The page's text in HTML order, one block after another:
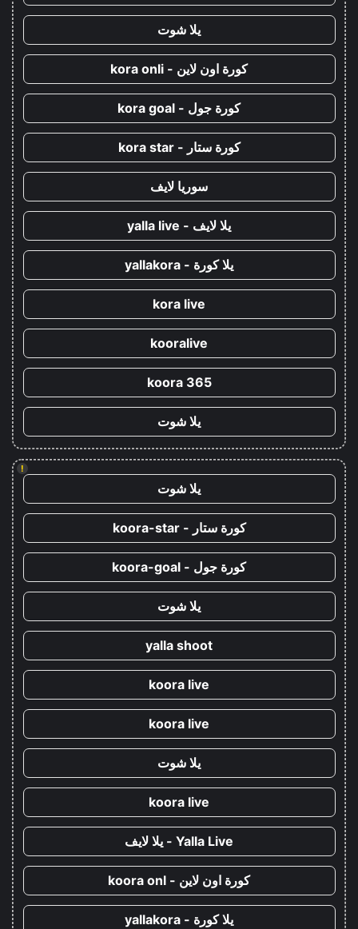
يلا شوت
كورة اون لاين - kora onli
كورة جول - kora goal
كورة ستار - kora star
سوريا لايف
يلا لايف - yalla live
يلا كورة - yallakora
kora live
kooralive
koora 365
يلا شوت
!
يلا شوت
كورة ستار - koora-star
كورة جول - koora-goal
يلا شوت
yalla shoot
koora live
koora live
يلا شوت
koora live
Yalla Live - يلا لايف
كورة اون لاين - koora onl
يلا كورة - yallakora